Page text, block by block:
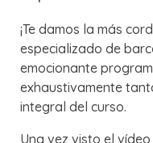
¡Te damos la más
especializado de
emocionante
exhaustivamente
integral del curso.
Una vez visto el